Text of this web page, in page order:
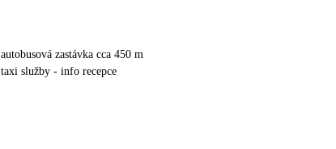
autobusová zastávka cca 450 m
taxi služby - info recepce